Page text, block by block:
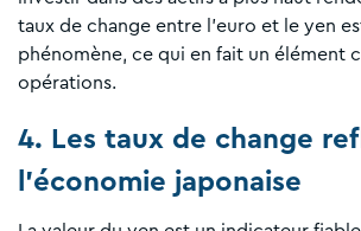
taux de change entre l'euro et le yen
phénomène, ce qui en fait un élément
opérations.
4. Les taux de change
l'économie japonaise